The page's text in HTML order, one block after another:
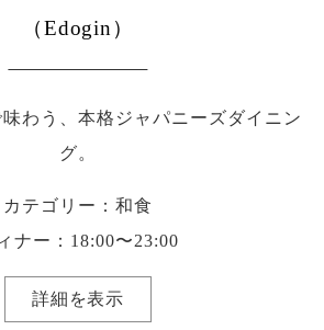
（Edogin）
わう、本格ジャパニーズダイニン
グ。
カテゴリー：和食
ナー：18:00〜23:00
詳細を表示